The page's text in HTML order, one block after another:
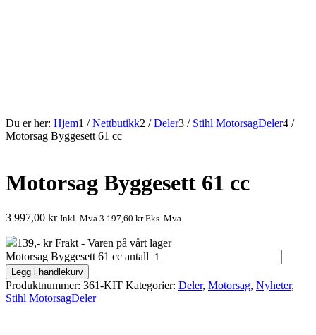
Du er her: Hjem1 / Nettbutikk2 / Deler3 / Stihl MotorsagDeler4 /
Motorsag Byggesett 61 cc
Motorsag Byggesett 61 cc
3 997,00 kr Inkl. Mva 3 197,60 krEks. Mva
139,- kr Frakt - Varen på vårt lager
Motorsag Byggesett 61 cc antall
Legg i handlekurv
Produktnummer: 361-KIT Kategorier: Deler, Motorsag, Nyheter,
Stihl MotorsagDeler